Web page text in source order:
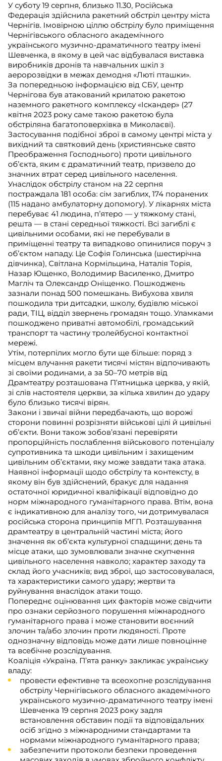
У суботу 19 серпня, близько 11.30, Російська
Федерація здійснила ракетний обстріл центру міста
Чернігів. Імовірною ціллю обстрілу було приміщення
Чернігівського обласного академічного
українського музично-драматичного театру імені
Шевченка, в якому в цей час відбувалася виставка
виробників дронів та навчальних шкіл з
аеророзвідки в межах демодня «Люті пташки».
За попередньою інформацією від СБУ, центр
Чернігова був атакований крилатою ракетою
наземного ракетного комплексу «Іскандер» (27
квітня 2023 року саме такою ракетою була
обстріляна багатоповерхівка в Миколаєві).
Застосування подібної зброї в самому центрі міста у
вихідний та святковий день (християнське свято
Преображення Господнього) проти цивільного
об’єкта, яким є драматичний театр, призвело до
значних втрат серед цивільного населення.
Унаслідок обстрілу станом на 22 серпня
постраждала 181 особа: сім загиблих, 174 поранених
(115 надано амбулаторну допомогу). У лікарнях міста
перебуває 41 людина, п’ятеро — у тяжкому стані,
решта — в стані середньої тяжкості. Всі загиблі є
цивільними особами, які не перебували в
приміщенні театру та випадково опинилися поруч з
об’єктом нападу. Це Софія Голинська (шестирічна
дівчинка), Світлана Кормільцина, Наталія Торія,
Назар Ющенко, Володимир Василенко, Дмитро
Магліч та Олександр Оніщенко. Пошкоджень
зазнали понад 500 помешкань. Вибухова хвиля
пошкодила три дитсадки, школу, будівлю міської
ради, ТІЦ, відділ звернень громадян тощо. Уламками
пошкоджено приватні автомобілі, громадський
транспорт та частину тролейбусної контактної
мережі.
Утім, потерпілих могло бути ще більше: поряд з
місцем влучання ракети тисячі містян відпочивають
зі своїми родинами, а за 50–70 метрів від
Драмтеатру розташована П’ятницька церква, у якій,
зі слів настоятеля церкви, за кілька хвилин до удару
було близько тисячі вірян.
Закони і звичаї війни передбачають, що ворожі
сторони повинні розрізняти військові цілі й цивільні
об’єкти. Вони також зобов’язані перевіряти
пропорційність послаблення військового потенціалу
супротивника та шкоди цивільним і захищеним
цивільним об’єктами, яку може завдати така атака.
Наявної інформації щодо обстрілу та контексту, в
якому він був здійснений, бракує для надання
остаточної юридичної кваліфікації відповідно до
норм міжнародного гуманітарного права. Втім, вона
є індикативною для аналізу того, чи дотримувалася
російська сторона принципів МГП. Розташування
драмтеатру в центральній частині міста; його
значення як об’єкта культурної спадщини; день та
місце атаки, що зумовлювали значне скупчення
цивільного населення навколо; характер заходу та
склад його учасників; вид зброї, що застосовувалася,
та характеристики самого удару; жертви та
руйнування внаслідок атаки тощо.
Попереднє оцінювання цих факторів може свідчити
про ознаки серйозного порушення міжнародного
гуманітарного права і може становити воєнний
злочин та/або злочин проти людяності. Проте
однозначну відповідь може дати лише повноцінне
та всебічне розслідування.
Коаліція «Україна. П’ята ранку» закликає українську
владу:
провести ефективне та всеохопне розслідування
обстрілу Чернігівського обласного академічного
українського музично-драматичного театру імені
Шевченка 19 серпня 2023 року задля
встановлення обставин події та відповідальних
осіб згідно з міжнародними стандартами та
нормами міжнародного гуманітарного права;
забезпечити протоколи безпеки проведення